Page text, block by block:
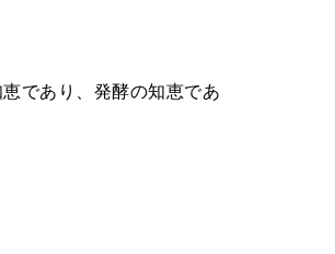
であり、発酵の知恵であ